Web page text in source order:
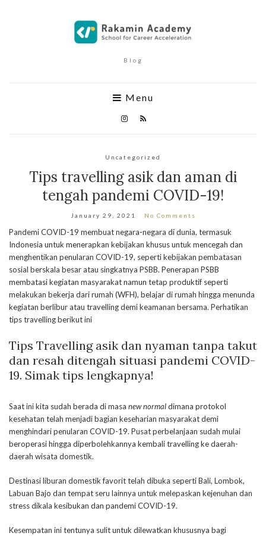
Blog
Menu
Uncategorized
Tips travelling asik dan aman di
tengah pandemi COVID-19!
January 29, 2021 No Comments
Pandemi COVID-19 membuat negara-negara di dunia, termasuk
Indonesia untuk menerapkan kebijakan khusus untuk mencegah dan
menghentikan penularan COVID-19, seperti kebijakan pembatasan
sosial berskala besar atau singkatnya PSBB. Penerapan PSBB
membatasi kegiatan masyarakat namun tetap produktif seperti
melakukan bekerja dari rumah (WFH), belajar di rumah hingga menunda
kegiatan berlibur atau travelling demi keamanan bersama. Perhatikan
tips travelling berikut ini
Tips Travelling asik dan nyaman tanpa takut
dan resah ditengah situasi pandemi COVID-
19. Simak tips lengkapnya!
Saat ini kita sudah berada di masa new normaldimana protokol
kesehatan telah menjadi bagian keseharian masyarakat demi
menghindari penularan COVID-19. Pusat perbelanjaan sudah mulai
beroperasi hingga diperbolehkannya kembali travelling ke daerah-
daerah wisata domestik.
Destinasi liburan domestik favorit telah dibuka seperti Bali, Lombok,
Labuan Bajo dan tempat seru lainnya untuk melepaskan kejenuhan dan
stress dikala kesibukan dan pandemi COVID-19.
Kesempatan ini tentunya sulit untuk dilewatkan khususnya bagi